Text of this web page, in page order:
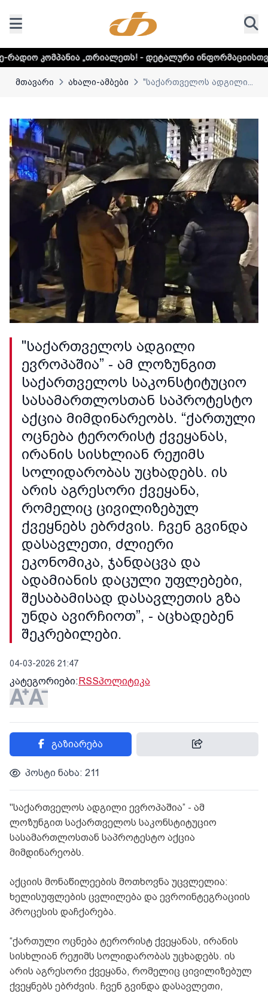
„თრიალეთს! - დეტალური ინფორმაციისთვის დააკლიკეთ
მთავარი ახალი-ამბები "საქართველოს ადგილი...
"საქართველოს ადგილი
ევროპაშია” - ამ ლოზუნგით
საქართველოს საკონსტიტუციო
სასამართლოსთან საპროტესტო
აქცია მიმდინარეობს. “ქართული
ოცნება ტერორისტ ქვეყანას,
ირანის სისხლიან რეჟიმს
სოლიდარობას უცხადებს. ის
არის აგრესორი ქვეყანა,
რომელიც ცივილიზებულ
ქვეყნებს ებრძვის. ჩვენ გვინდა
დასავლეთი, ძლიერი
ეკონომიკა, ჯანდაცვა და
ადამიანის დაცული უფლებები,
შესაბამისად დასავლეთის გზა
უნდა ავირჩიოთ”, - აცხადებენ
შეკრებილები.
04-03-2026 21:47
კატეგორიები:RSSპოლიტიკა
გაზიარება
პოსტი ნახა: 211
"საქართველოს ადგილი ევროპაშია” - ამ
ლოზუნგით საქართველოს საკონსტიტუციო
სასამართლოსთან საპროტესტო აქცია
მიმდინარეობს.
აქციის მონაწილეების მოთხოვნა უცვლელია:
ხელისუფლების ცვლილება და ევროინტეგრაციის
პროცესის დაჩქარება.
“ქართული ოცნება ტერორისტ ქვეყანას, ირანის
სისხლიან რეჟიმს სოლიდარობას უცხადებს. ის
არის აგრესორი ქვეყანა, რომელიც ცივილიზებულ
ქვეყნებს ებრძვის. ჩვენ გვინდა დასავლეთი,